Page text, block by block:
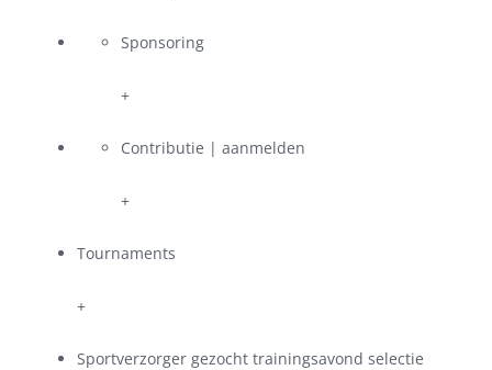
Sponsoring
+
Contributie | aanmelden
+
Tournaments
+
Sportverzorger gezocht trainingsavond selectie